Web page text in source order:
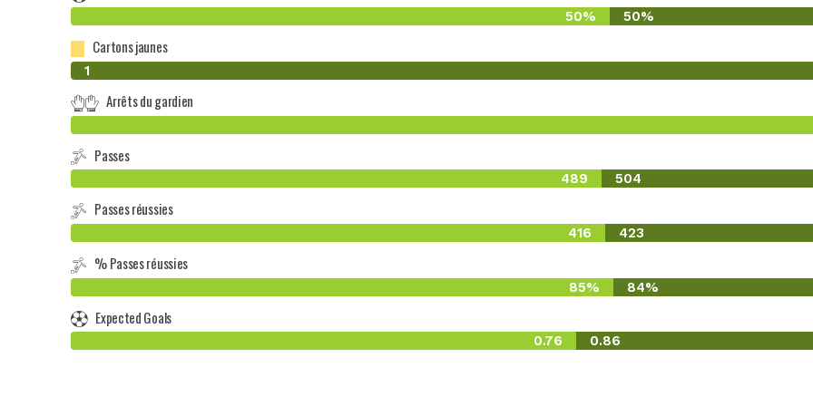
50% 50%
Cartons jaunes
0
1
Arrêts du gardien
Passes
489 504
Passes réussies
416 423
% Passes réussies
85% 84%
Expected Goals
0.76 0.86